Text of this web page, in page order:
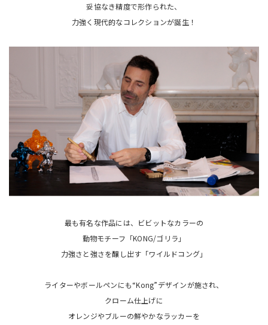
妥協なき精度で形作られた、
力強く現代的なコレクションが誕生！
最も有名な作品には、ビビットなカラーの
動物モチーフ「KONG/ゴリラ」
力強さと強さを醸し出す「ワイルドコング」
ライターやボールペンにも“Kong”デザインが施され、
クローム仕上げに
オレンジやブルーの鮮やかなラッカーを